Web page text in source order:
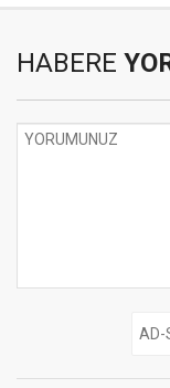
HABERE